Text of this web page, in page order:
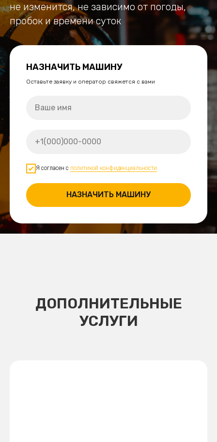
не изменится, не зависимо от погоды,
пробок и времени суток
НАЗНАЧИТЬ МАШИНУ
Оставьте заявку и оператор свяжется с вами
Я согласен с политикой конфиденциальности
НАЗНАЧИТЬ МАШИНУ
ДОПОЛНИТЕЛЬНЫЕ
УСЛУГИ